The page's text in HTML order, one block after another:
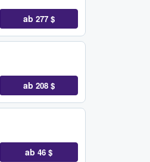
ab 277 $
ab 208 $
ab 46 $